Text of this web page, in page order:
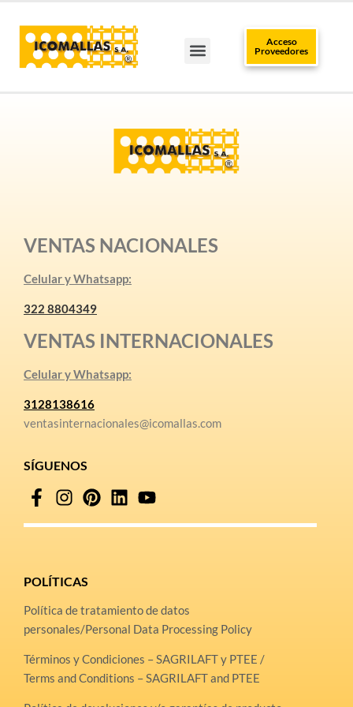
Acceso
Proveedores
VENTAS NACIONALES
Celular y Whatsapp:
322 8804349
VENTAS INTERNACIONALES
Celular y Whatsapp:
3128138616
ventasinternacionales@icomallas.com
SÍGUENOS
POLÍTICAS
Política de tratamiento de datos
personales/Personal Data Processing Policy
Términos y Condiciones – SAGRILAFT y PTEE /
Terms and Conditions – SAGRILAFT and PTEE